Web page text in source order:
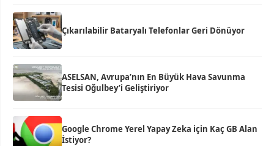
Çıkarılabilir Bataryalı Telefonlar Geri Dönüyor
ASELSAN, Avrupa’nın En Büyük Hava Savunma
Tesisi Oğulbey’i Geliştiriyor
Google Chrome Yerel Yapay Zeka için Kaç GB Alan
İstiyor?